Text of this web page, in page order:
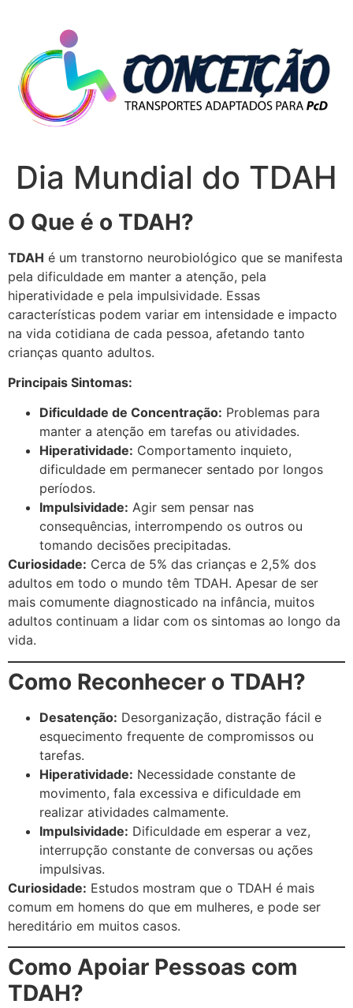
Dia Mundial do TDAH
O Que é o TDAH?
TDAH é um transtorno neurobiológico que se manifesta
pela dificuldade em manter a atenção, pela
hiperatividade e pela impulsividade. Essas
características podem variar em intensidade e impacto
na vida cotidiana de cada pessoa, afetando tanto
crianças quanto adultos.
Principais Sintomas:
Dificuldade de Concentração: Problemas para
manter a atenção em tarefas ou atividades.
Hiperatividade: Comportamento inquieto,
dificuldade em permanecer sentado por longos
períodos.
Impulsividade: Agir sem pensar nas
consequências, interrompendo os outros ou
tomando decisões precipitadas.
Curiosidade: Cerca de 5% das crianças e 2,5% dos
adultos em todo o mundo têm TDAH. Apesar de ser
mais comumente diagnosticado na infância, muitos
adultos continuam a lidar com os sintomas ao longo da
vida.
Como Reconhecer o TDAH?
Desatenção: Desorganização, distração fácil e
esquecimento frequente de compromissos ou
tarefas.
Hiperatividade: Necessidade constante de
movimento, fala excessiva e dificuldade em
realizar atividades calmamente.
Impulsividade: Dificuldade em esperar a vez,
interrupção constante de conversas ou ações
impulsivas.
Curiosidade: Estudos mostram que o TDAH é mais
comum em homens do que em mulheres, e pode ser
hereditário em muitos casos.
Como Apoiar Pessoas com
TDAH?